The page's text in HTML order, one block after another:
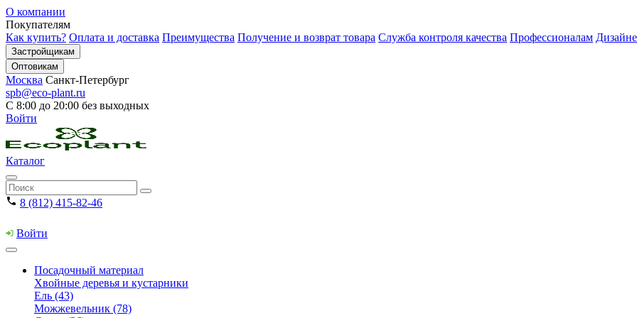
О компании
Покупателям
Как купить? Оплата и доставка Преимущества Получение и возврат товара Служба контроля качества Профессионалам
Застройщикам
Оптовикам
Москва Санкт-Петербург
spb@eco-plant.ru
С 8:00 до 20:00 без выходных
Войти
Каталог
8 (812) 415-82-46
Войти
Посадочный материал
Хвойные деревья и кустарники
Ель (43)
Можжевельник (78)